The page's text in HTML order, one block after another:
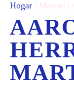
Hogar | Marcas